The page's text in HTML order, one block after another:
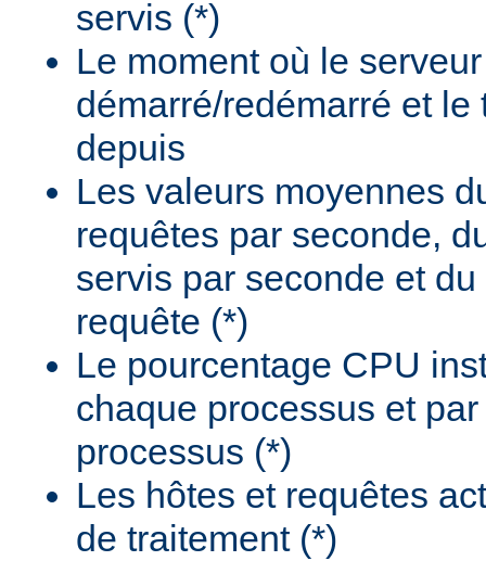
servis (*)
Le moment où le
démarré/redémarré et le
depuis
Les valeurs moyennes
requêtes par seconde,
servis par seconde et
requête (*)
Le pourcentage CPU
chaque processus et
processus (*)
Les hôtes et requêtes
de traitement (*)